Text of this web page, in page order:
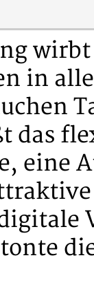
wirbt
in
das
eine